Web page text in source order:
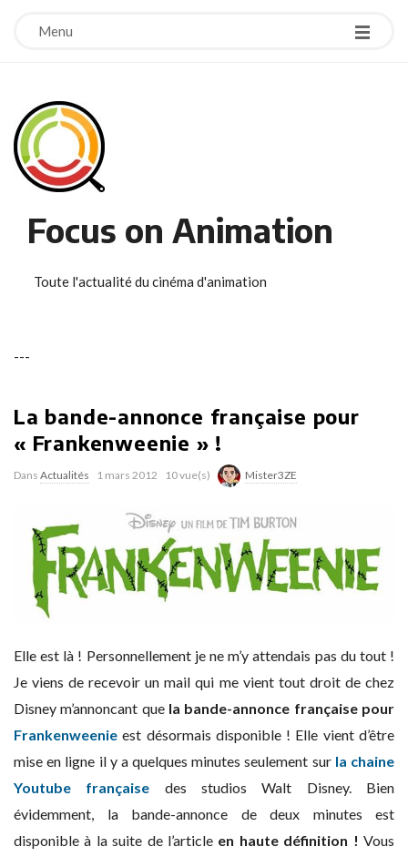
Menu
Focus on Animation
Toute l'actualité du cinéma d'animation
---
La bande-annonce française pour
« Frankenweenie » !
Dans Actualités 1 mars 2012 10 vue(s) Mister3ZE
Elle est là ! Personnellement je ne m’y attendais pas du tout !
Je viens de recevoir un mail qui me vient tout droit de chez
Disney m’annoncant que la bande-annonce française pour
Frankenweenie est désormais disponible ! Elle vient d’être
mise en ligne il y a quelques minutes seulement sur la chaine
Youtube française des studios Walt Disney. Bien
évidemment, la bande-annonce de deux minutes est
disponible à la suite de l’article en haute définition ! Vous